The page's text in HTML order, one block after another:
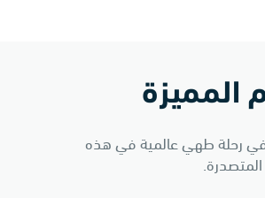
المميزة
رحلة طهي عالمية في هذه